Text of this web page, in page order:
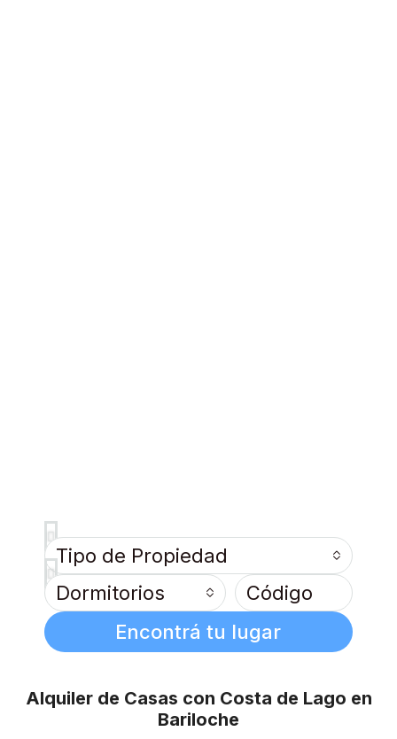
Tipo de Propiedad
Dormitorios
Encontrá tu lugar
Alquiler de Casas con Costa de Lago en
Bariloche